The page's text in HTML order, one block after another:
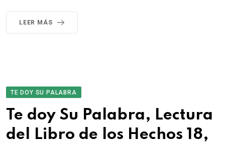
LEER MÁS
TE DOY SU PALABRA
Te doy Su Palabra, Lectura
del Libro de los Hechos 18,